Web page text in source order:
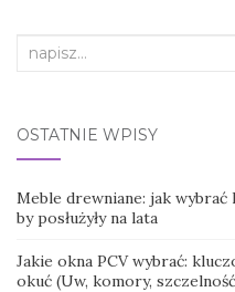
Search
OSTATNIE WPISY
Meble drewniane: jak
by posłużyły na lata
Jakie okna PCV wybrać:
okuć (Uw, komory,